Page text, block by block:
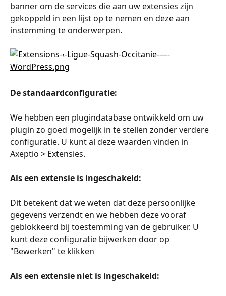
banner om de services die aan uw extensies zijn
gekoppeld in een lijst op te nemen en deze aan
instemming te onderwerpen.
De standaardconfiguratie:
We hebben een plugindatabase ontwikkeld om uw
plugin zo goed mogelijk in te stellen zonder verdere
configuratie. U kunt al deze waarden vinden in
Axeptio > Extensies.
Als een extensie is ingeschakeld:
Dit betekent dat we weten dat deze persoonlijke
gegevens verzendt en we hebben deze vooraf
geblokkeerd bij toestemming van de gebruiker. U
kunt deze configuratie bijwerken door op
"Bewerken" te klikken
Als een extensie niet is ingeschakeld: